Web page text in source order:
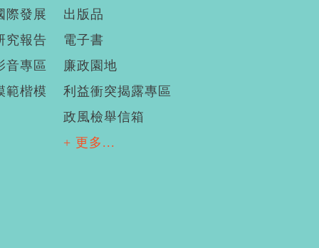
際發展
究報告
音專區
範楷模
出版品
電子書
廉政園地
利益衝突揭露專區
政風檢舉信箱
+ 更多...